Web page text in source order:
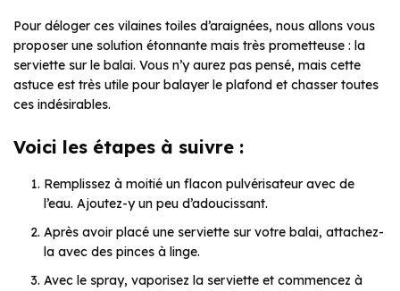
Pour déloger ces vilaines toiles d’araignées, nous allons vous
proposer une solution étonnante mais très prometteuse : la
serviette sur le balai. Vous n’y aurez pas pensé, mais cette
astuce est très utile pour balayer le plafond et chasser toutes
ces indésirables.
Voici les étapes à suivre :
Remplissez à moitié un flacon pulvérisateur avec de
l’eau. Ajoutez-y un peu d’adoucissant.
Après avoir placé une serviette sur votre balai, attachez-
la avec des pinces à linge.
Avec le spray, vaporisez la serviette et commencez à